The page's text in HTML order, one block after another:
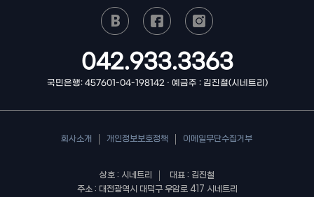
042.933.3363
국민은행: 457601-04-198142 · 예금주 : 김진철(시네트리)
회사소개 개인정보보호정책 이메일무단수집거부
상호 : 시네트리
대표 : 김진철
주소 : 대전광역시 대덕구 우암로 417 시네트리